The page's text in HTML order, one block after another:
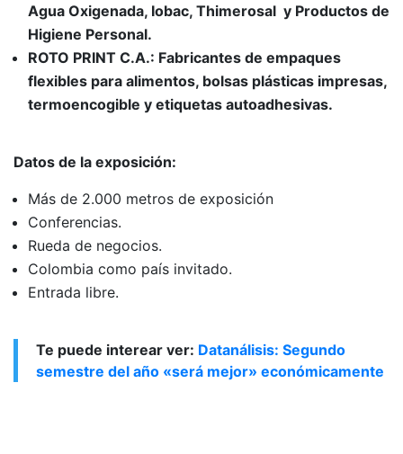
Agua Oxigenada, Iobac, Thimerosal y Productos de
Higiene Personal.
ROTO PRINT C.A.: Fabricantes de empaques
flexibles para alimentos, bolsas plásticas impresas,
termoencogible y etiquetas autoadhesivas.
Datos de la exposición:
Más de 2.000 metros de exposición
Conferencias.
Rueda de negocios.
Colombia como país invitado.
Entrada libre.
Te puede interear ver: Datanálisis: Segundo
semestre del año «será mejor» económicamente